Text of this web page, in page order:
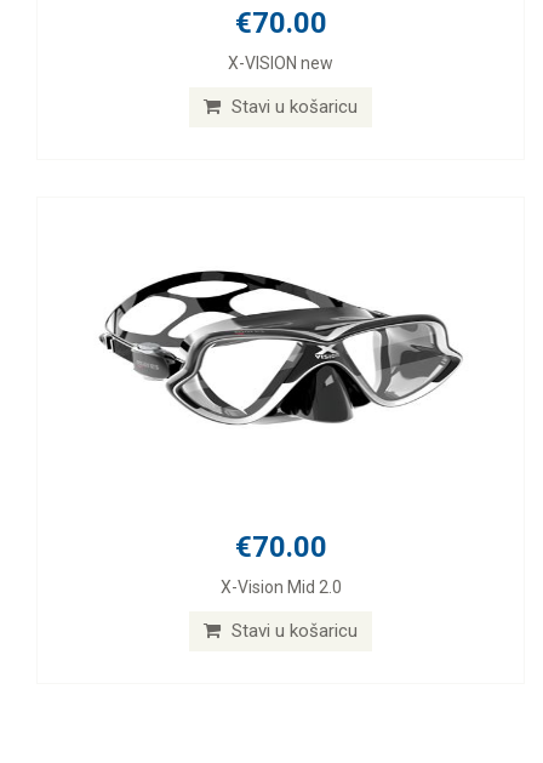
€70.00
X-VISION new
Stavi u košaricu
€70.00
X-Vision Mid 2.0
Stavi u košaricu